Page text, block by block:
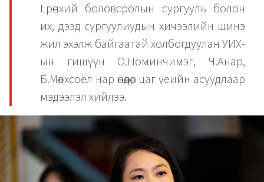
Ерөнхий боловсролын сургууль болон
их, дээд сургуулиудын хичээлийн шинэ
жил эхэлж байгаатай холбогдуулан УИХ-
ын гишүүн О.Номинчимэг, Ч.Анар,
Б.Мөнхсоёл нар өнөөдөр цаг үеийн асуудлаар
мэдээлэл хийлээ.